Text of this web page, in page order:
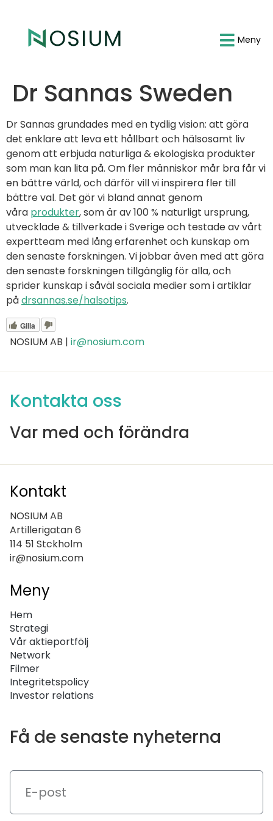
Meny
Dr Sannas Sweden
Dr Sannas grundades med en tydlig vision: att göra
det enklare att leva ett hållbart och hälsosamt liv
genom att erbjuda naturliga & ekologiska produkter
som man kan lita på. Om fler människor mår bra får vi
en bättre värld, och därför vill vi inspirera fler till
bättre val. Det gör vi bland annat genom
våra produkter, som är av 100 % naturligt ursprung,
utvecklade & tillverkade i Sverige och testade av vårt
expertteam med lång erfarenhet och kunskap om
den senaste forskningen. Vi jobbar även med att göra
den senaste forskningen tillgänglig för alla, och
sprider kunskap i såväl sociala medier som i artiklar
pådrsannas.se/halsotips.
Gilla
NOSIUM AB | ir@nosium.com
Kontakta oss
Var med och förändra
Kontakt
NOSIUM AB
Artillerigatan 6
114 51 Stckholm
ir@nosium.com
Meny
Hem
Strategi
Vår aktieportfölj
Network
Filmer
Integritetspolicy
Investor relations
Få de senaste nyheterna